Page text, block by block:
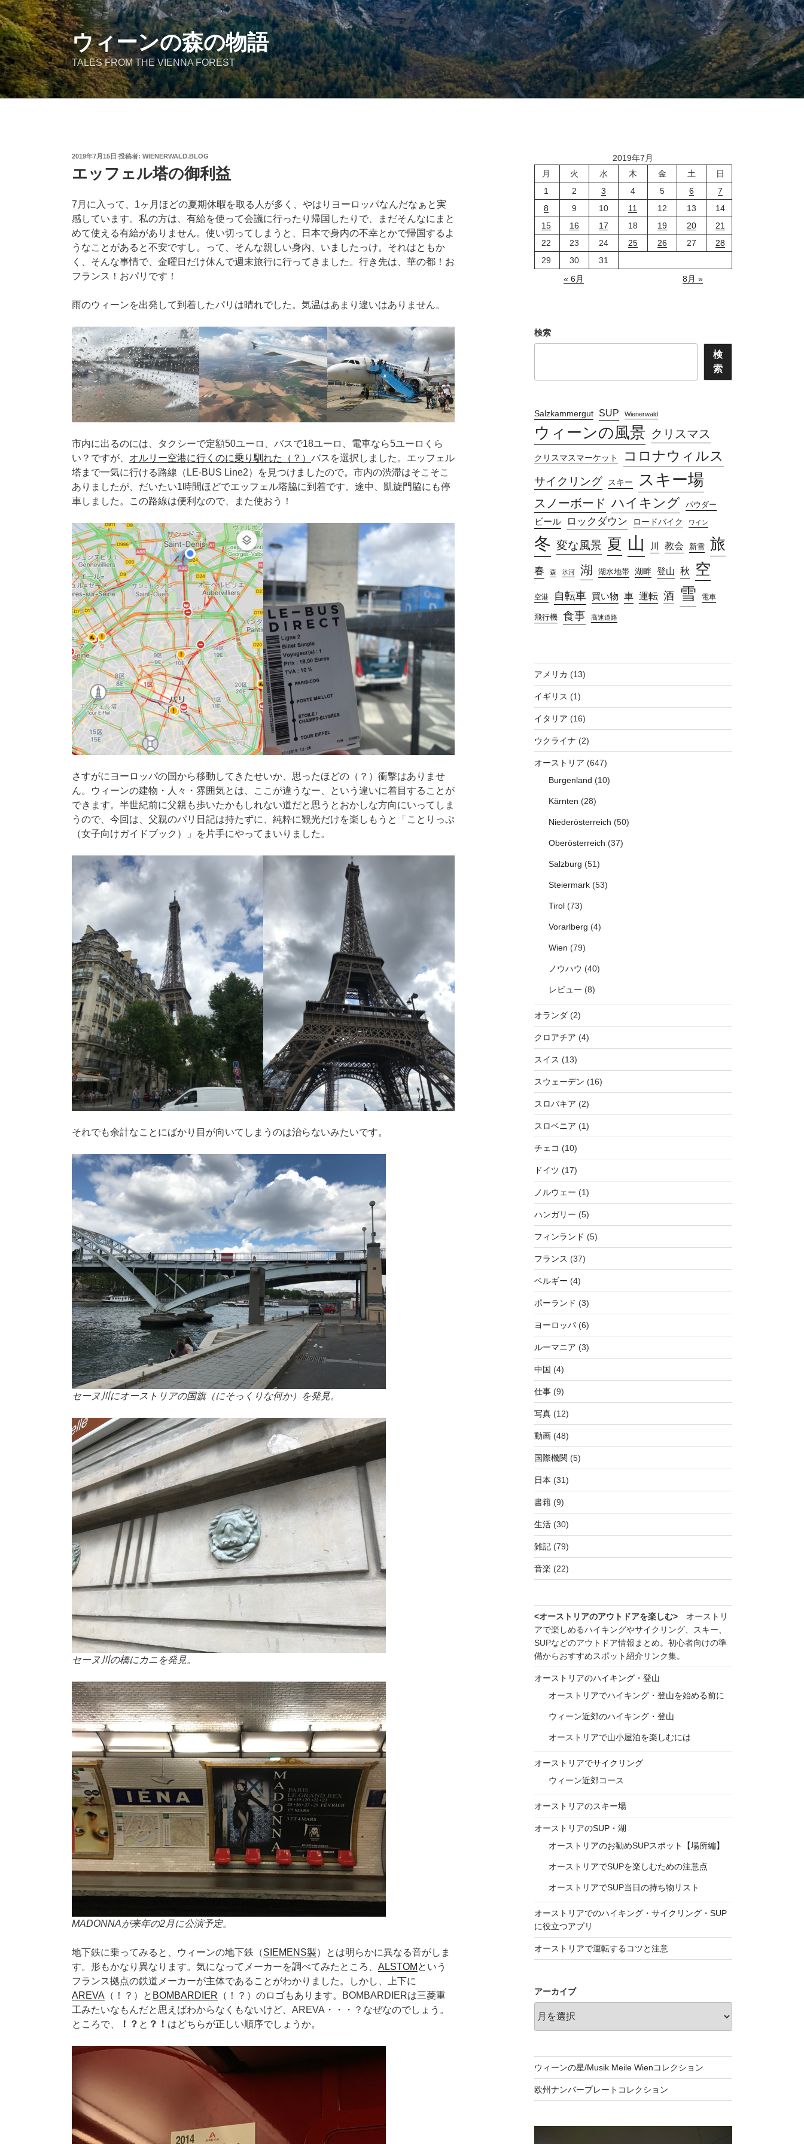
コ
ン
テ
ン
ツ
へ
ス
ウィーンの森の物語
TALES FROM THE VIENNA FOREST
投
2019年7月15日 投稿者: WIENERWALD.BLOG
エッフェル塔の御利益
7月に入って、1ヶ月ほどの夏期休暇を取る人が多く、やはりヨーロッパなんだなぁと実
感しています。私の方は、有給を使って会議に行ったり帰国したりで、まだそんなにまと
めて使える有給がありません。使い切ってしまうと、日本で身内の不幸とかで帰国するよ
うなことがあると不安ですし。って、そんな親しい身内、いましたっけ。それはともか
く、そんな事情で、金曜日だけ休んで週末旅行に行ってきました。行き先は、華の都！お
フランス！おパリです！
雨のウィーンを出発して到着したパリは晴れでした。気温はあまり違いはありません。
市内に出るのには、タクシーで定額50ユーロ、バスで18ユーロ、電車なら5ユーロくら
い？ですが、 オルリー空港に行くのに乗り馴れた（？） バスを選択しました。エッフェル
塔まで一気に行ける路線（LE-BUS Line2）を見つけましたので。市内の渋滞はそこそこ
ありましたが、だいたい1時間ほどでエッフェル塔脇に到着です。途中、凱旋門脇にも停
車しました。この路線は便利なので、また使おう！
さすがにヨーロッパの国から移動してきたせいか、思ったほどの（？）衝撃はありませ
ん。ウィーンの建物・人々・雰囲気とは、ここが違うなー、という違いに着目することが
できます。半世紀前に父親も歩いたかもしれない道だと思うとおかしな方向にいってしま
うので、今回は、父親のパリ日記は持たずに、純粋に観光だけを楽しもうと「ことりっぷ
（女子向けガイドブック）」を片手にやってまいりました。
それでも余計なことにばかり目が向いてしまうのは治らないみたいです。
セーヌ川にオーストリアの国旗（にそっくりな何か）を発見。
セーヌ川の橋にカニを発見。
MADONNAが来年の2月に公演予定。
地下鉄に乗ってみると、ウィーンの地下鉄（SIEMENS製）とは明らかに異なる音がしま
す。形もかなり異なります。気になってメーカーを調べてみたところ、 ALSTOM という
フランス拠点の鉄道メーカーが主体であることがわかりました。しかし、上下に
AREVA （！？）と BOMBARDIER （！？）のロゴもあります。BOMBARDIERは三菱重
工みたいなもんだと思えばわからなくもないけど、AREVA・・・？なぜなのでしょう。
ところで、
！？ と ？！ はどちらが正しい順序でしょうか。
2019年7月
月
火 水 木 金 土
日
1
2 3 4 5 6
7
8
9 10 11 12 13
14
15
16 17 18 19 20
21
22
23 24 25 26 27
28
29
30
31
« 6月
8月 »
検索
検
索
Salzkammergut SUP Wienerwald
ウィーンの風景 クリスマス
クリスマスマーケット コロナウィルス
サイクリング スキー スキー場
スノーボード ハイキング パウダー
ビール ロックダウン ロードバイク ワイン
冬 変な風景 夏 山 川 教会 新雪 旅
春 森 氷河 湖 湖水地帯 湖畔 登山 秋 空
空港 自転車 買い物 車 運転 酒 雪 電車
飛行機 食事 高速道路
アメリカ (13)
イギリス (1)
イタリア (16)
ウクライナ (2)
オーストリア (647)
Burgenland (10)
Kärnten (28)
Niederösterreich (50)
Oberösterreich (37)
Salzburg (51)
Steiermark(53)
Tirol(73)
Vorarlberg (4)
Wien (79)
ノウハウ (40)
レビュー (8)
オランダ(2)
クロアチア (4)
スイス (13)
スウェーデン (16)
スロバキア (2)
スロベニア (1)
チェコ (10)
ドイツ (17)
ノルウェー (1)
ハンガリー (5)
フィンランド (5)
フランス (37)
ベルギー (4)
ポーランド (3)
ヨーロッパ(6)
ルーマニア (3)
中国 (4)
仕事(9)
写真(12)
動画(48)
国際機関 (5)
日本 (31)
書籍(9)
生活(30)
雑記(79)
音楽 (22)
<オーストリアのアウトドアを楽しむ>オーストリ
アで楽しめるハイキングやサイクリング、スキー、
SUPなどのアウトドア情報まとめ。初心者向けの準
備からおすすめスポット紹介リンク集。
オーストリアのハイキング・登山
オーストリアでハイキング・登山を始める前に
ウィーン近郊のハイキング・登山
オーストリアで山小屋泊を楽しむには
オーストリアでサイクリング
ウィーン近郊コース
オーストリアのスキー場
オーストリアのSUP・湖
オーストリアのお勧めSUPスポット【場所編】
オーストリアでSUPを楽しむための注意点
オーストリアでSUP当日の持ち物リスト
オーストリアでのハイキング・サイクリング・SUP
に役立つアプリ
オーストリアで運転するコツと注意
アーカイブ
ウィーンの星/Musik Meile Wienコレクション
欧州ナンバープレートコレクション